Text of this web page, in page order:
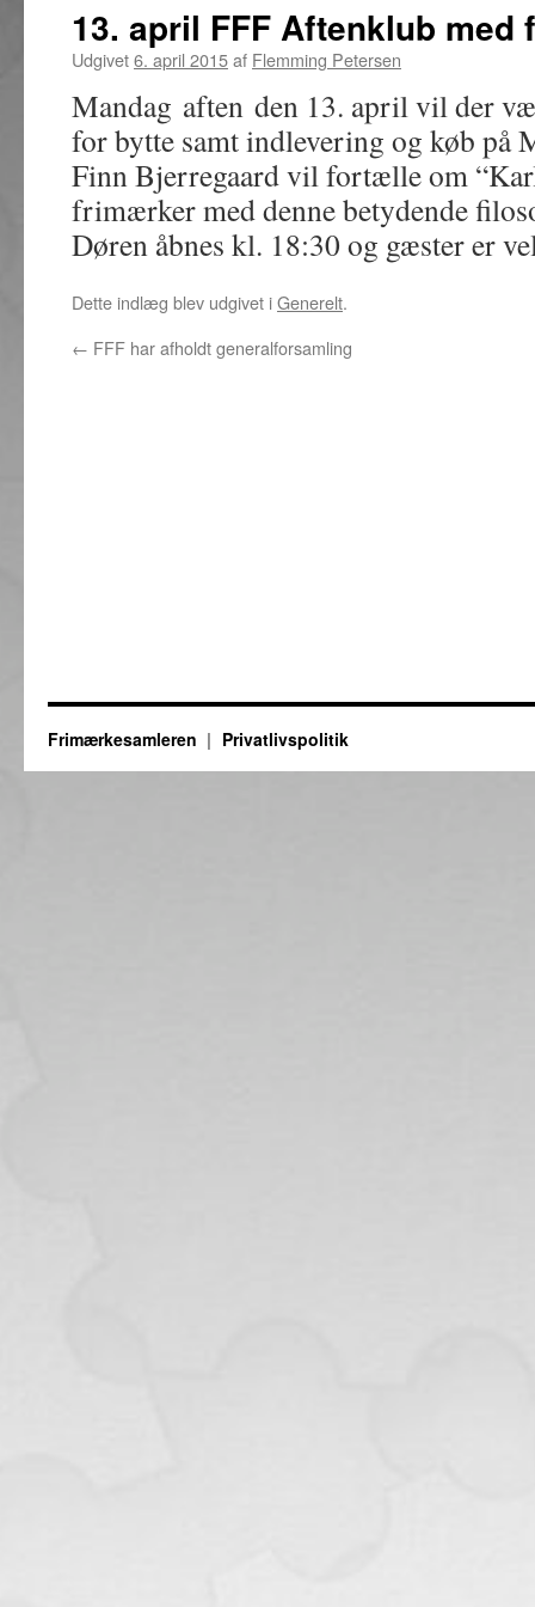
13. april FFF Aftenklub med
Udgivet6. april 2015af Flemming Petersen
Mandag aften den 13. april vil der
for bytte samt indlevering og køb på
Finn Bjerregaard vil fortælle om
frimærker med denne betydende
Døren åbnes kl. 18:30 og gæster er
Dette indlæg blev udgivet iGenerelt.
← FFF har afholdt generalforsamling
Frimærkesamleren Privatlivspolitik